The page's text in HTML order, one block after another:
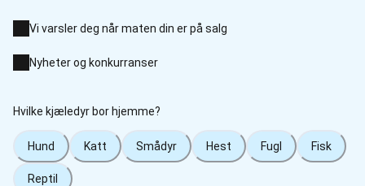
Vi varsler deg når maten din er på salg
Nyheter og konkurranser
Hvilke kjæledyr bor hjemme?
Hund Katt Smådyr Hest Fugl Fisk
Reptil